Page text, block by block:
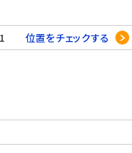
1 位置をチェックする